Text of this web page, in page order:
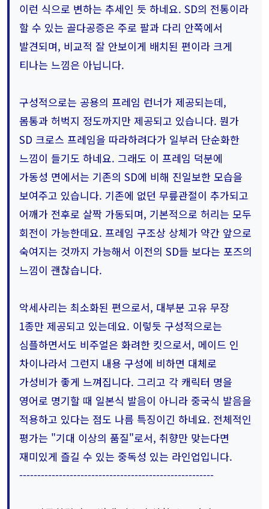
이런 식으로 변하는 추세인 듯 하네요. SD의 전통이라
할 수 있는 골다공증은 주로 팔과 다리 안쪽에서
발견되며, 비교적 잘 안보이게 배치된 편이라 크게
티나는 느낌은 아닙니다.
구성적으로는 공용의 프레임 런너가 제공되는데,
몸통과 허벅지 정도까지만 제공되고 있습니다. 뭔가
SD 크로스 프레임을 따라하려다가 일부러 단순화한
느낌이 들기도 하네요. 그래도 이 프레임 덕분에
가동성 면에서는 기존의 SD에 비해 진일보한 모습을
보여주고 있습니다. 기존에 없던 무릎관절이 추가되고
어깨가 전후로 살짝 가동되며, 기본적으로 허리는 모두
회전이 가능한데요. 프레임 구조상 상체가 약간 앞으로
숙여지는 것까지 가능해서 이전의 SD들 보다는 포즈의
느낌이 괜찮습니다.
악세사리는 최소화된 편으로서, 대부분 고유 무장
1종만 제공되고 있는데요. 이렇듯 구성적으로는
심플하면서도 비주얼은 화려한 킷으로서, 메이드 인
차이나라서 그런지 내용 구성에 비하면 대체로
가성비가 좋게 느껴집니다. 그리고 각 캐릭터 명을
영어로 명기할 때 일본식 발음이 아니라 중국식 발음을
적용하고 있다는 점도 나름 특징이긴 하네요. 전체적인
평가는 "기대 이상의 품질"로서, 취향만 맞는다면
재미있게 즐길 수 있는 중독성 있는 라인업입니다.
------------------------------------------------------